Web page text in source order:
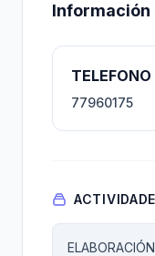
Información
TELEFONO
77960175